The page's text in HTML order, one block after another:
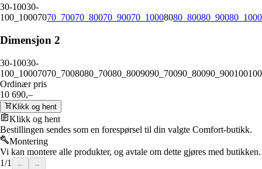
30-10030-
100_10007070_70070_80070_90070_10008080_80080_90080_1000
Dimensjon 2
30-10030-
100_10007070_7008080_70080_8009090_70090_80090_900100
Ordinær pris
10 690,–
Klikk og hent
Klikk og hent
Bestillingen sendes som en forespørsel til din valgte Comfort-butikk.
Montering
Vi kan montere alle produkter, og avtale om dette gjøres med butikken.
1/1 ← →